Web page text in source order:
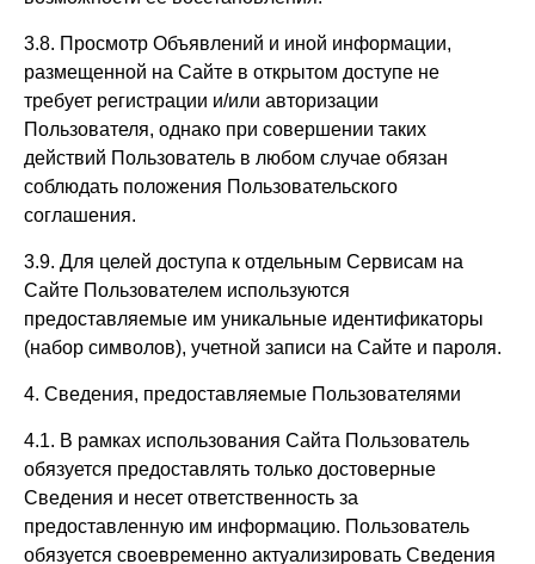
3.8. Просмотр Объявлений и иной информации,
размещенной на Сайте в открытом доступе не
требует регистрации и/или авторизации
Пользователя, однако при совершении таких
действий Пользователь в любом случае обязан
соблюдать положения Пользовательского
соглашения.
3.9. Для целей доступа к отдельным Сервисам на
Сайте Пользователем используются
предоставляемые им уникальные идентификаторы
(набор символов), учетной записи на Сайте и пароля.
4. Сведения, предоставляемые Пользователями
4.1. В рамках использования Сайта Пользователь
обязуется предоставлять только достоверные
Сведения и несет ответственность за
предоставленную им информацию. Пользователь
обязуется своевременно актуализировать Сведения